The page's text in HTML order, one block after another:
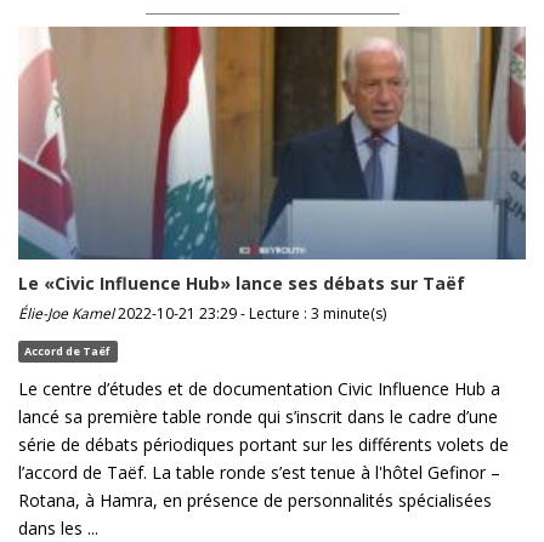
Le «Civic Influence Hub» lance ses débats sur Taëf
Élie-Joe Kamel2022-10-21 23:29 - Lecture : 3 minute(s)
Accord de Taëf
Le centre d’études et de documentation Civic Influence Hub a
lancé sa première table ronde qui s’inscrit dans le cadre d’une
série de débats périodiques portant sur les différents volets de
l’accord de Taëf. La table ronde s’est tenue à l'hôtel Gefinor –
Rotana, à Hamra, en présence de personnalités spécialisées
dans les ...